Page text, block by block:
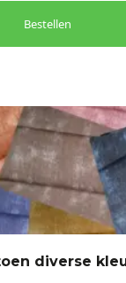
Bestellen
diverse